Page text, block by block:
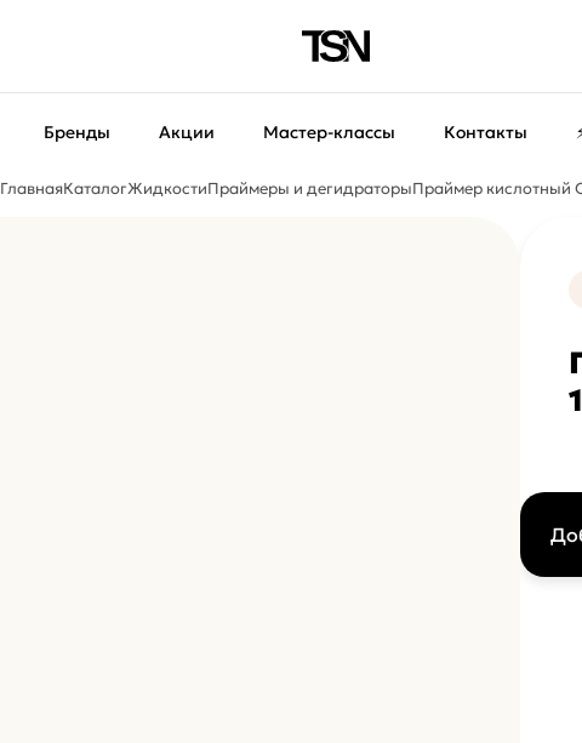
Бренды Акции Мастер-классы Контакты
ГлавнаяКаталогЖидкостиПраймеры и дегидраторыПраймер кислотный